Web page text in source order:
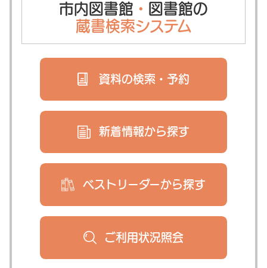
市内図書館 ・ 図書館の
蔵書検索システム
資料の検索・ 予約
新着情報から探す
ベストリーダーから探す
ご利用状況照会